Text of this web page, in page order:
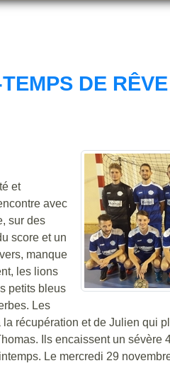
DE
et
avec
sur des
score et un
manque
les lions
petits bleus
Les
récupération et de Julien qui
Ils encaissent un sévère
Le mercredi 29